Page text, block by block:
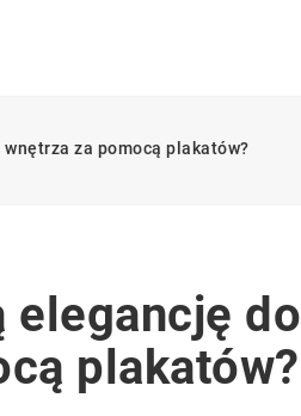
za pomocą plakatów?
elegancję do
plakatów?